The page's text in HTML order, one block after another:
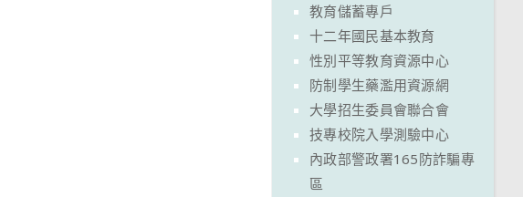
教育儲蓄專戶
十二年國民基本教育
性別平等教育資源中心
防制學生藥濫用資源網
大學招生委員會聯合會
技專校院入學測驗中心
內政部警政署165防詐騙專
區